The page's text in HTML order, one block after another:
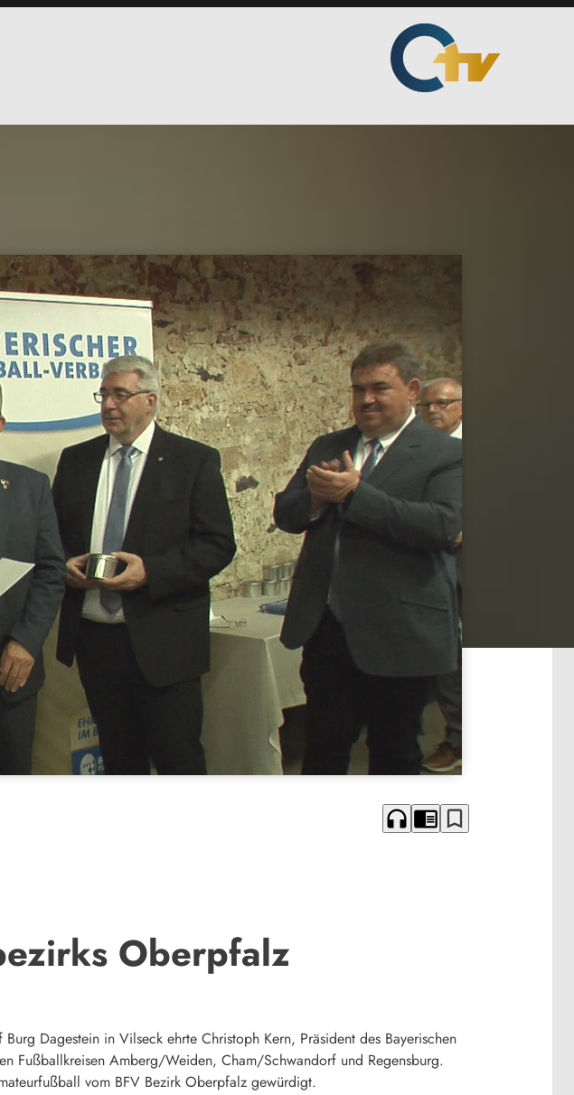
headphones chrome_reader_mode bookmark_border
Oberpfalz
Dagestein in Vilseck ehrte Christoph Kern, Präsident des Bayerischen
Fußballkreisen Amberg/Weiden, Cham/Schwandorf und Regensburg.
vom BFV Bezirk Oberpfalz gewürdigt.